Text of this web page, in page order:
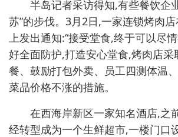
半岛记者采访得知,有些餐饮企
苏”的步伐。3月2日,一家连锁烤肉
上发出通知:“接受堂食,终于可以尽
好全面防护,打造安心堂食,烤肉店采
餐、鼓励打包外卖、员工四测体温、
菜品价格不涨的措施。
在西海岸新区一家知名酒店,之
经转型成为一个生鲜超市,一楼门口